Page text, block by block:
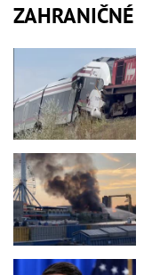
ZAHRANIČNÉ